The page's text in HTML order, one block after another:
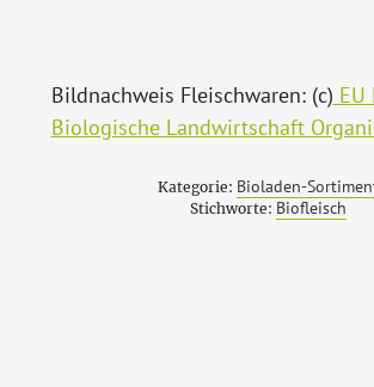
Bildnachweis Fleischwaren: (c) EU
Biologische Landwirtschaft
Kategorie: Bioladen-
Stichworte: Biofleisch